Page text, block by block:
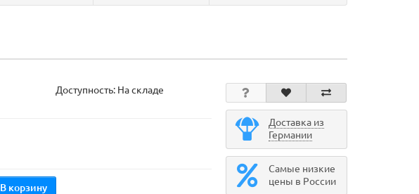
Доступность: На складе
В корзину
Доставка из
Германии
Самые низкие
цены в России